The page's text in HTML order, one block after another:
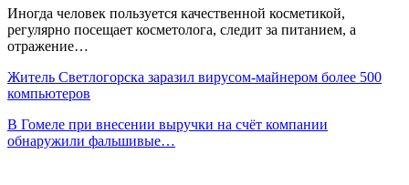
Иногда человек пользуется качественной косметикой,
регулярно посещает косметолога, следит за питанием, а
отражение…
Житель Светлогорска заразил вирусом-майнером более 500
компьютеров
В Гомеле при внесении выручки на счёт компании
обнаружили фальшивые…